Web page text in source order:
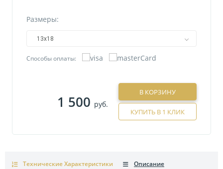
Размеры:
13х18
Способы оплаты:
1 500 руб.
В КОРЗИНУ
КУПИТЬ В 1 КЛИК
Технические Характеристики
Описание